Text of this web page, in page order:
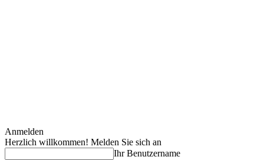
Anmelden
Herzlich willkommen! Melden Sie sich an
Ihr Benutzername